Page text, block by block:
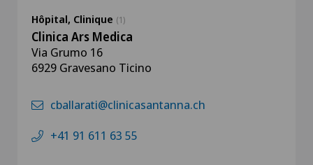
Hôpital, Clinique (1)
Clinica Ars Medica
Via Grumo 16
6929 Gravesano Ticino
cballarati@clinicasantanna.ch
+41 91 611 63 55